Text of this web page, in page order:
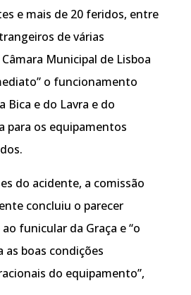
e mais de 20 feridos, entre
de várias
Municipal de Lisboa
o funcionamento
Bica e do Lavra e do
para os equipamentos
do acidente, a comissão
concluiu o parecer
funicular da Graça e “o
boas condições
do equipamento”,